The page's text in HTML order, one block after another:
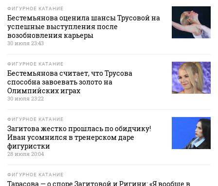
ФИГУРНОЕ КАТАНИЕ
Бестемьянова оценила шансы Трусовой на
успешные выступления после
возобновления карьеры
30 июля 23:43
ФИГУРНОЕ КАТАНИЕ
Бестемьянова считает, что Трусова
способна завоевать золото на
Олимпийских играх
30 июля 23:22
ФИГУРНОЕ КАТАНИЕ
Загитова жестко прошлась по обидчику!
Иван усомнился в тренерском даре
фигуристки
28 июля 20:04
ФИГУРНОЕ КАТАНИЕ
Тарасова — о споре Загитовой и Ригини: «Я вообще в